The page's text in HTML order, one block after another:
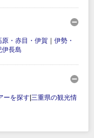
・赤目・伊賀 ｜ 伊勢・
伊長島
ーを探す 三重県の観光情